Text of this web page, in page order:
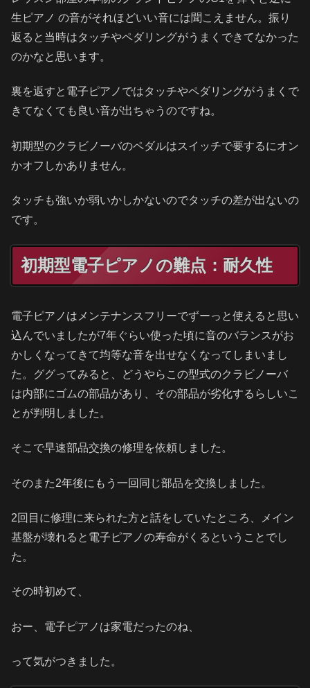
生ピアノ の音がそれほどいい音には聞こえません。振り
返ると当時はタッチやペダリングがうまくできてなかった
のかなと思います。
裏を返すと電子ピアノではタッチやペダリングがうまくで
きてなくても良い音が出ちゃうのですね。
初期型のクラビノーバのペダルはスイッチで要するにオン
かオフしかありません。
タッチも強いか弱いかしかないのでタッチの差が出ないの
です。
初期型電子ピアノの難点：耐久性
電子ピアノはメンテナンスフリーでずーっと使えると思い
込んでいましたが7年ぐらい使った頃に音のバランスがお
かしくなってきて均等な音を出せなくなってしまいまし
た。ググってみると、どうやらこの型式のクラビノーバ
は内部にゴムの部品があり、その部品が劣化するらしいこ
とが判明しました。
そこで早速部品交換の修理を依頼しました。
そのまた2年後にもう一回同じ部品を交換しました。
2回目に修理に来られた方と話をしていたところ、メイン
基盤が壊れると電子ピアノの寿命がくるということでし
た。
その時初めて、
おー、電子ピアノは家電だったのね、
って気がつきました。